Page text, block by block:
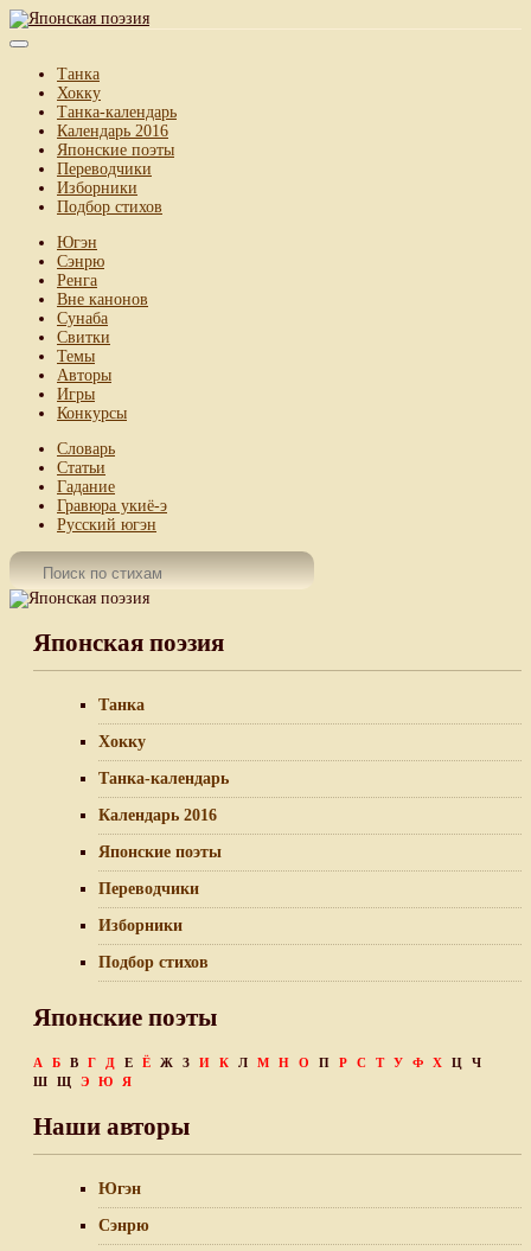
Танка
Хокку
Танка-календарь
Календарь 2016
Японские поэты
Переводчики
Изборники
Подбор стихов
Югэн
Сэнрю
Ренга
Вне канонов
Сунаба
Свитки
Темы
Авторы
Игры
Конкурсы
Словарь
Статьи
Гадание
Гравюра укиё-э
Русский югэн
Японская поэзия
Танка
Хокку
Танка-календарь
Календарь 2016
Японские поэты
Переводчики
Изборники
Подбор стихов
Японские поэты
А Б В Г Д Е Ё Ж З И К Л М Н О П Р С Т У Ф Х Ц
Ч
Ш
Щ Э Ю Я
Наши авторы
Югэн
Сэнрю